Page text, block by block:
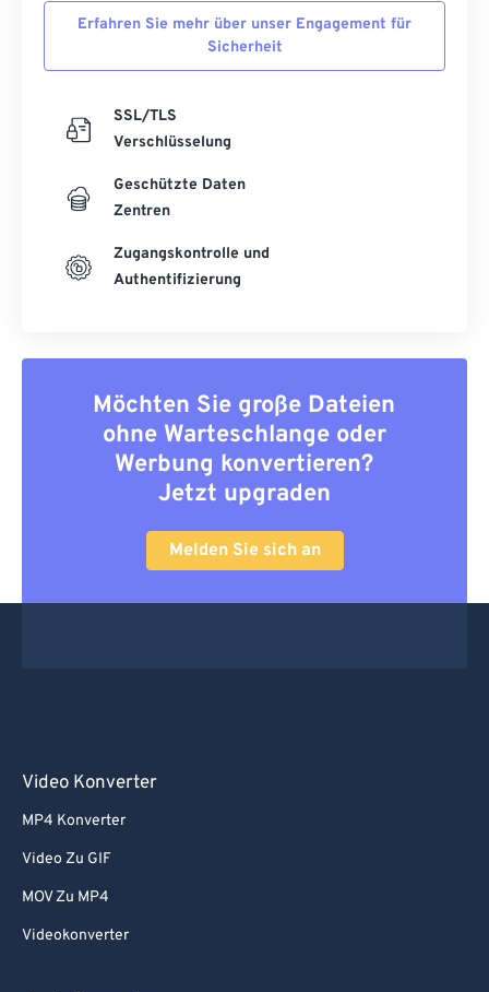
Erfahren Sie mehr über unser Engagement für
Sicherheit
SSL/TLS
Verschlüsselung
Geschützte Daten
Zentren
Zugangskontrolle und
Authentifizierung
Möchten Sie große Dateien
ohne Warteschlange oder
Werbung konvertieren?
Jetzt upgraden
Melden Sie sich an
Video Konverter
MP4 Konverter
Video Zu GIF
MOV Zu MP4
Videokonverter